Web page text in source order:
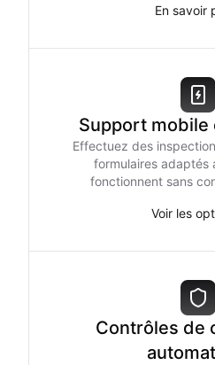
En savoir
Support mobile
Effectuez des
formulaires adaptés
fonctionnent sans
Voir les
Contrôles de